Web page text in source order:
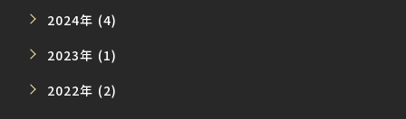
2024年 (4)
2023年 (1)
2022年 (2)